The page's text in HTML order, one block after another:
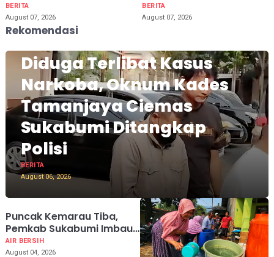
BERITA
August 07, 2026
BERITA
August 07, 2026
Rekomendasi
Diduga Terlibat Kasus
Narkoba, Oknum Kades
Tamanjaya Ciemas
Sukabumi Ditangkap
Polisi
BERITA
August 06, 2026
Puncak Kemarau Tiba,
Pemkab Sukabumi Imbau
Warga Hemat Air
AIR BERSIH
August 04, 2026